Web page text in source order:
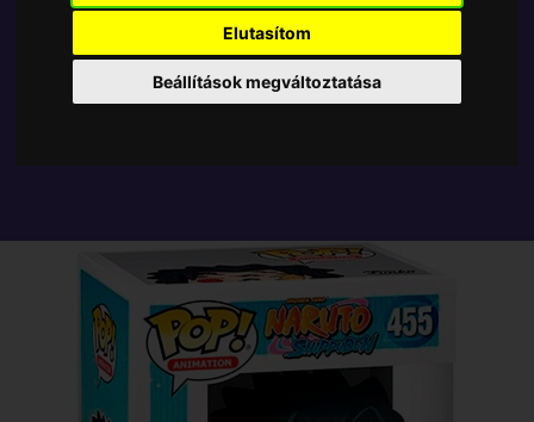
Elutasítom
Beállítások megváltoztatása
Tetszik? Osszd meg másokkal!